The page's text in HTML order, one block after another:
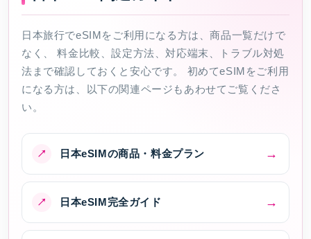
日本旅行でeSIMをご利用になる方は、商品一覧だけで
なく、 料金比較、設定方法、対応端末、トラブル対処
法まで確認しておくと安心です。 初めてeSIMをご利用
になる方は、以下の関連ページもあわせてご覧くださ
い。
日本eSIMの商品・料金プラン
日本eSIM完全ガイド